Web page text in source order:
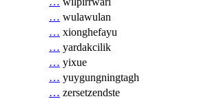
… wulawulan
… xionghefayu
… yardakcilik
… yixue
… yuygungningtagh
… zersetzendste